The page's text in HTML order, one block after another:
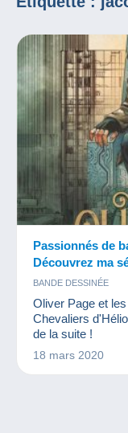
Passionnés de
Découvrez ma
BANDE DESSINÉE
Oliver Page et
Chevaliers
de la suite !
18 mars 2020